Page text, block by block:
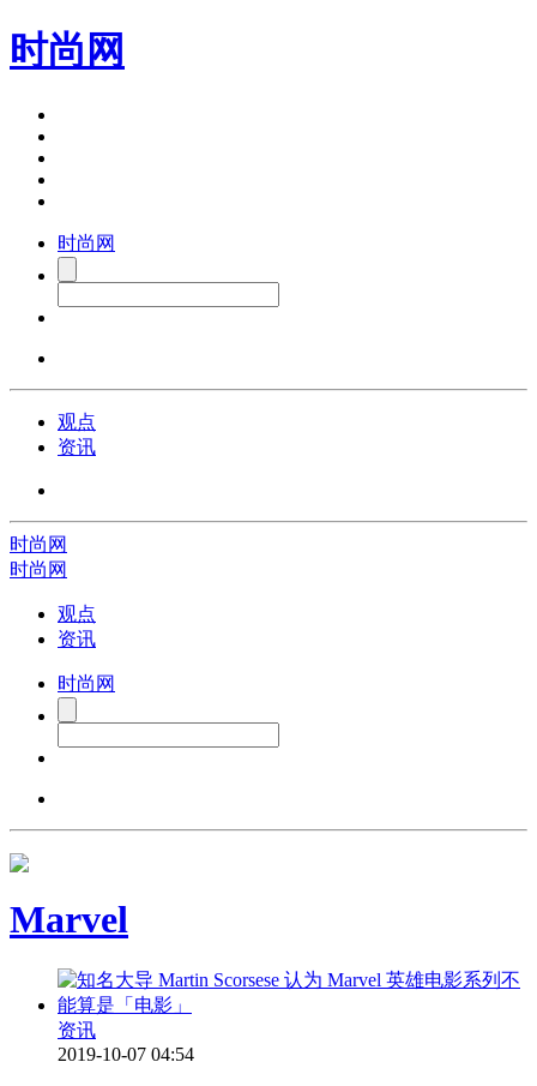
时尚网
时尚网
观点
资讯
时尚网
时尚网
观点
资讯
时尚网
Marvel
资讯
2019-10-07 04:54